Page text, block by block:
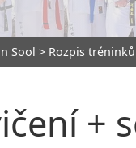
Sool > Rozpis tréninků
+